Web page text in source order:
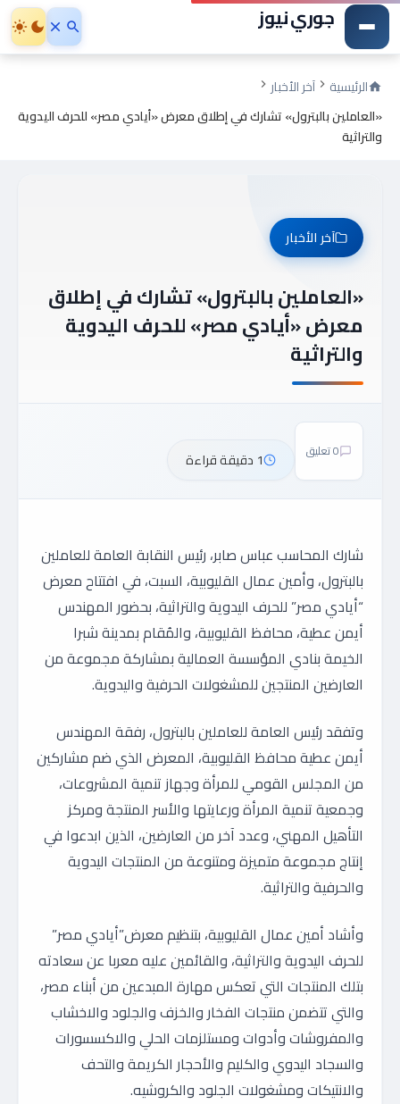
جوري نيوز
الرئيسية
آخر الأخبار
«العاملين بالبترول» تشارك في إطلاق معرض «أيادي مصر» للحرف اليدوية
والتراثية
آخر الأخبار
«العاملين بالبترول» تشارك في إطلاق
معرض «أيادي مصر» للحرف اليدوية
والتراثية
0 تعليق 1 دقيقة قراءة
شارك المحاسب عباس صابر، رئيس النقابة العامة للعاملين
بالبترول، وأمين عمال القليوبية، السبت، في افتتاح معرض
“أيادي مصر” للحرف اليدوية والتراثية، بحضور المهندس
أيمن عطية، محافظ القليوبية، والمُقام بمدينة شبرا
الخيمة بنادي المؤسسة العمالية بمشاركة مجموعة من
العارضين المنتجين للمشغولات الحرفية واليدوية.
وتفقد رئيس العامة للعاملين بالبترول، رفقة المهندس
أيمن عطية محافظ القليوبية، المعرض الذي ضم مشاركين
من المجلس القومي للمرأة وجهاز تنمية المشروعات،
وجمعية تنمية المرأة ورعايتها والأسر المنتجة ومركز
التأهيل المهني، وعدد آخر من العارضين، الذين ابدعوا في
إنتاج مجموعة متميزة ومتنوعة من المنتجات اليدوية
والحرفية والتراثية.
وأشاد أمين عمال القليوبية، بتنظيم معرض”أيادي مصر”
للحرف اليدوية والتراثية، والقائمين عليه معربا عن سعادته
بتلك المنتجات التي تعكس مهارة المبدعين من أبناء مصر،
والتي تتضمن منتجات الفخار والخزف والجلود والاخشاب
والمفروشات وأدوات ومستلزمات الحلي والاكسسورات
والسجاد اليدوي والكليم والأحجار الكريمة والتحف
والانتيكات ومشغولات الجلود والكروشيه.